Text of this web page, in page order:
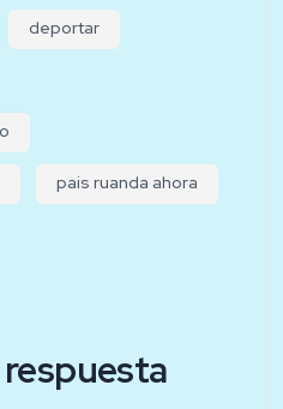
deportar
pais ruanda ahora
respuesta